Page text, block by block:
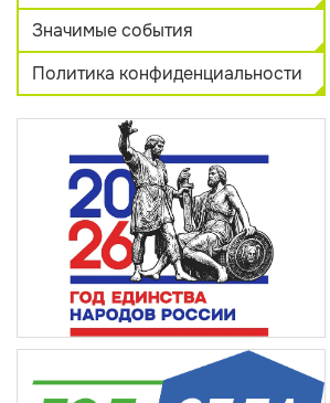
Значимые события
Политика конфиденциальности